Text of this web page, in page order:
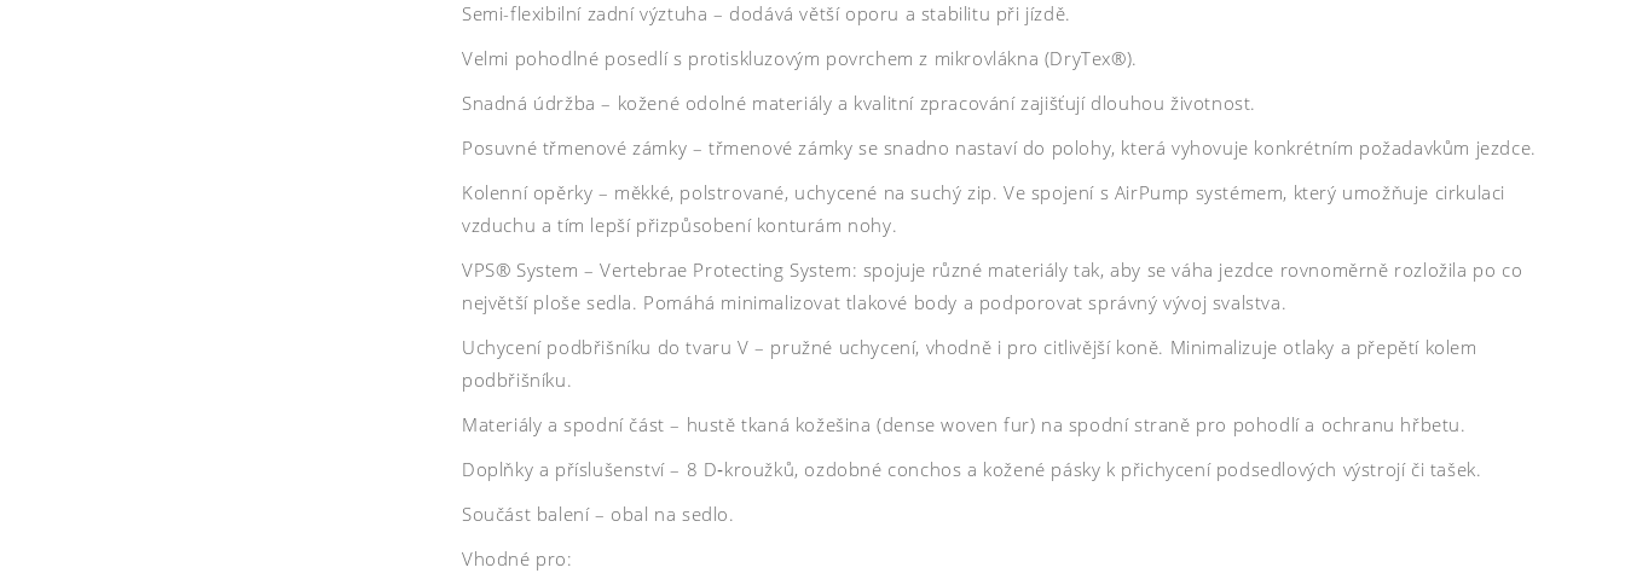
Semi-flexibilní zadní výztuha – dodává větší oporu a stabilitu při jízdě.
Velmi pohodlné posedlí s protiskluzovým povrchem z mikrovlákna (DryTex®).
Snadná údržba – kožené odolné materiály a kvalitní zpracování zajišťují dlouhou životnost.
Posuvné třmenové zámky – třmenové zámky se snadno nastaví do polohy, která vyhovuje konkrétním požadavkům jezdce.
Kolenní opěrky – měkké, polstrované, uchycené na suchý zip. Ve spojení s AirPump systémem, který umožňuje cirkulaci
vzduchu a tím lepší přizpůsobení konturám nohy.
VPS® System – Vertebrae Protecting System: spojuje různé materiály tak, aby se váha jezdce rovnoměrně rozložila po co
největší ploše sedla. Pomáhá minimalizovat tlakové body a podporovat správný vývoj svalstva.
Uchycení podbřišníku do tvaru V – pružné uchycení, vhodně i pro citlivější koně. Minimalizuje otlaky a přepětí kolem
podbřišníku.
Materiály a spodní část – hustě tkaná kožešina (dense woven fur) na spodní straně pro pohodlí a ochranu hřbetu.
Doplňky a příslušenství – 8 D‑kroužků, ozdobné conchos a kožené pásky k přichycení podsedlových výstrojí či tašek.
Součást balení – obal na sedlo.
Vhodné pro: